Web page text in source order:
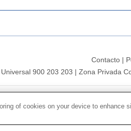
Contacto|
900 203 203 | Zona Privada
of cookies on your device to enhance